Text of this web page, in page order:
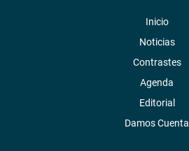
Inicio
Noticias
Contrastes
Agenda
Editorial
Damos Cuenta